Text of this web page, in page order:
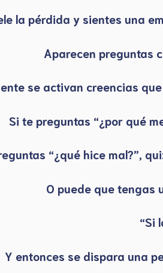
la pérdida y sientes una
Aparecen preguntas
se activan creencias
Si te preguntas “¿por qué
“¿qué hice mal?”,
O puede que tengas
“Si
Y entonces se dispara una